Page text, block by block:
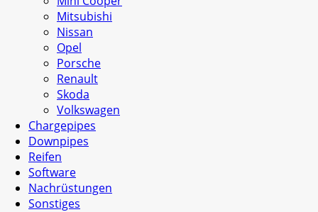
Mitsubishi
Nissan
Opel
Porsche
Renault
Skoda
Volkswagen
Chargepipes
Downpipes
Reifen
Software
Nachrüstungen
Sonstiges